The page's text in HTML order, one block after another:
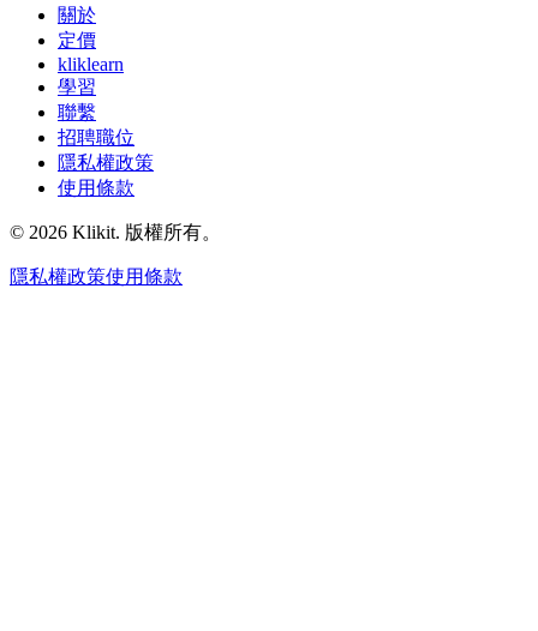
關於
定價
kliklearn
學習
聯繫
招聘職位
隱私權政策
使用條款
© 2026 Klikit. 版權所有。
隱私權政策使用條款